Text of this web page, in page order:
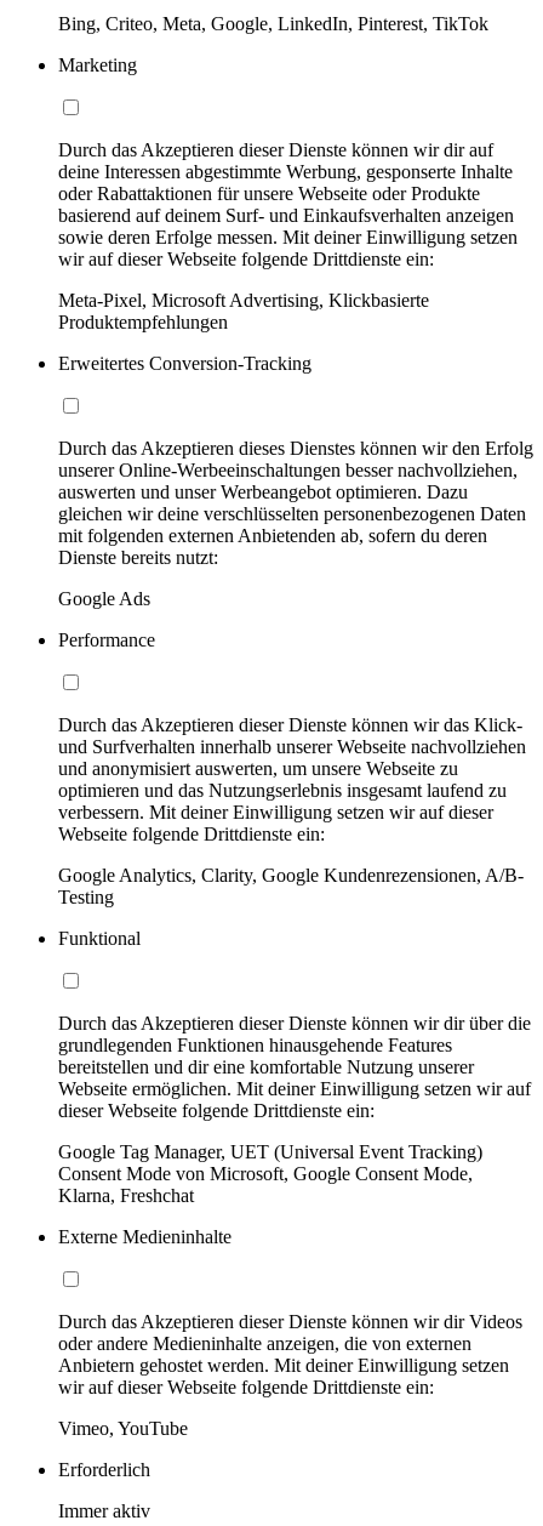
Bing, Criteo, Meta, Google, LinkedIn, Pinterest, TikTok
Marketing
Durch das Akzeptieren dieser Dienste können wir dir auf
deine Interessen abgestimmte Werbung, gesponserte Inhalte
oder Rabattaktionen für unsere Webseite oder Produkte
basierend auf deinem Surf- und Einkaufsverhalten anzeigen
sowie deren Erfolge messen. Mit deiner Einwilligung setzen
wir auf dieser Webseite folgende Drittdienste ein:
Meta-Pixel, Microsoft Advertising, Klickbasierte
Produktempfehlungen
Erweitertes Conversion-Tracking
Durch das Akzeptieren dieses Dienstes können wir den Erfolg
unserer Online-Werbeeinschaltungen besser nachvollziehen,
auswerten und unser Werbeangebot optimieren. Dazu
gleichen wir deine verschlüsselten personenbezogenen Daten
mit folgenden externen Anbietenden ab, sofern du deren
Dienste bereits nutzt:
Google Ads
Performance
Durch das Akzeptieren dieser Dienste können wir das Klick-
und Surfverhalten innerhalb unserer Webseite nachvollziehen
und anonymisiert auswerten, um unsere Webseite zu
optimieren und das Nutzungserlebnis insgesamt laufend zu
verbessern. Mit deiner Einwilligung setzen wir auf dieser
Webseite folgende Drittdienste ein:
Google Analytics, Clarity, Google Kundenrezensionen, A/B-
Testing
Funktional
Durch das Akzeptieren dieser Dienste können wir dir über die
grundlegenden Funktionen hinausgehende Features
bereitstellen und dir eine komfortable Nutzung unserer
Webseite ermöglichen. Mit deiner Einwilligung setzen wir auf
dieser Webseite folgende Drittdienste ein:
Google Tag Manager, UET (Universal Event Tracking)
Consent Mode von Microsoft, Google Consent Mode,
Klarna, Freshchat
Externe Medieninhalte
Durch das Akzeptieren dieser Dienste können wir dir Videos
oder andere Medieninhalte anzeigen, die von externen
Anbietern gehostet werden. Mit deiner Einwilligung setzen
wir auf dieser Webseite folgende Drittdienste ein:
Vimeo, YouTube
Erforderlich
Immer aktiv